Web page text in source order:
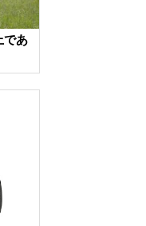
であ